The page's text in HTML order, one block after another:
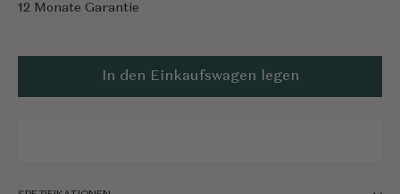
12 Monate Garantie
In den Einkaufswagen legen